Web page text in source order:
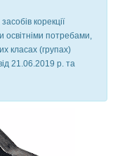
корекції
освітніми потребами,
класах (групах)
21.06.2019 р. та